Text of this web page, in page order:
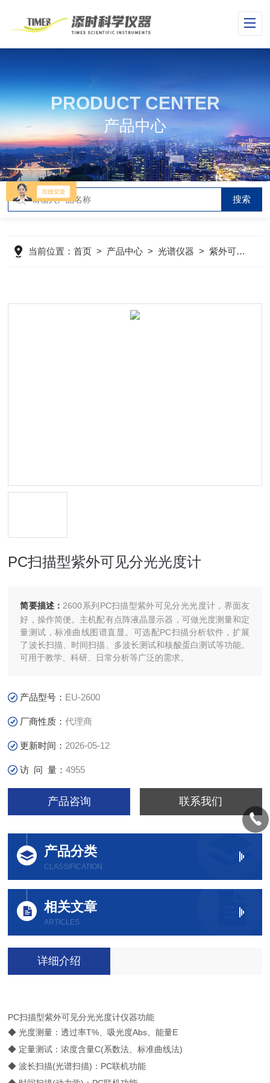
PRODUCT CENTER
产品中心
当前位置：首页 > 产品中心 >光谱仪器 >紫外可见分光光度计
PC扫描型紫外可见分光光度计
简要描述： 2600系列PC扫描型紫外可见分光光度计，界面友
好，操作简便。主机配有点阵液晶显示器，可做光度测量和定
量测试，标准曲线图谱直显。可选配PC扫描分析软件，扩展
了波长扫描、时间扫描、多波长测试和核酸蛋白测试等功能。
可用于教学、科研、日常分析等广泛的需求。
产品型号： EU-2600
厂商性质：代理商
更新时间： 2026-05-12
访 问 量：4955
产品咨询 联系我们
产品分类
CLASSIFICATION
相关文章
ARTICLES
详细介绍
PC扫描型紫外可见分光光度计仪器功能
◆ 光度测量：透过率T%、吸光度Abs、能量E
◆ 定量测试：浓度含量C(系数法、标准曲线法)
◆ 波长扫描(光谱扫描)：PC联机功能